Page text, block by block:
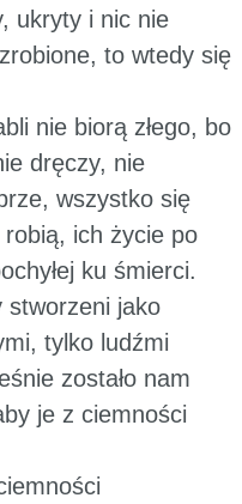
ukryty i nic nie
to wtedy się
nie biorą złego, bo
dręczy, nie
wszystko się
ich życie po
ku śmierci.
stworzeni jako
tylko ludźmi
zostało nam
je z ciemności